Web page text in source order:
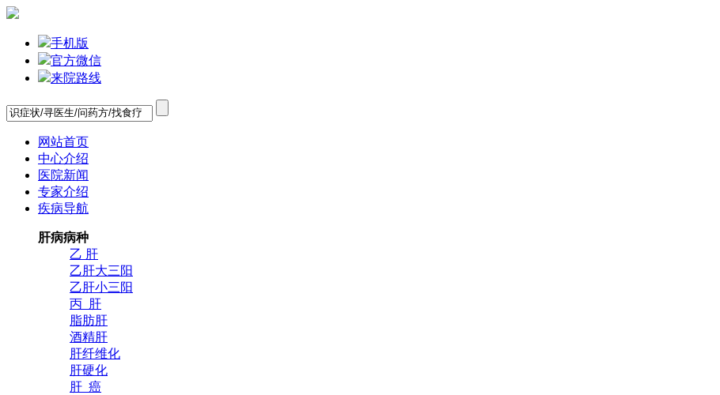
手机版
官方微信
来院路线
网站首页
中心介绍
医院新闻
专家介绍
疾病导航
肝病病种
乙 肝
乙肝大三阳
乙肝小三阳
丙 肝
脂肪肝
酒精肝
肝纤维化
肝硬化
肝 癌